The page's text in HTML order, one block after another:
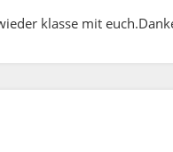
klasse mit